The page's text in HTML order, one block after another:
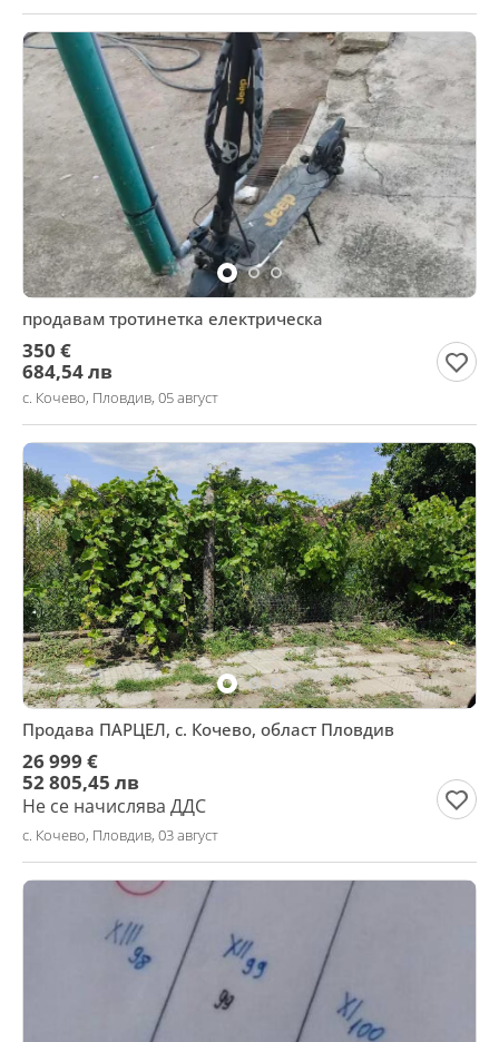
продавам тротинетка електрическа
350 €
684,54 лв
с. Кочево, Пловдив, 05 август
Продава ПАРЦЕЛ, с. Кочево, област Пловдив
26 999 €
52 805,45 лв
Не се начислява ДДС
с. Кочево, Пловдив, 03 август